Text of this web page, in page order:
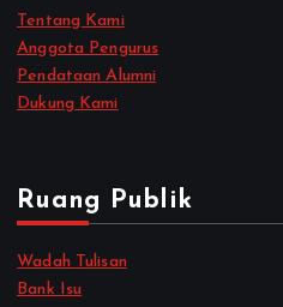
Tentang Kami
Anggota Pengurus
Pendataan Alumni
Dukung Kami
Ruang Publik
Wadah Tulisan
Bank Isu